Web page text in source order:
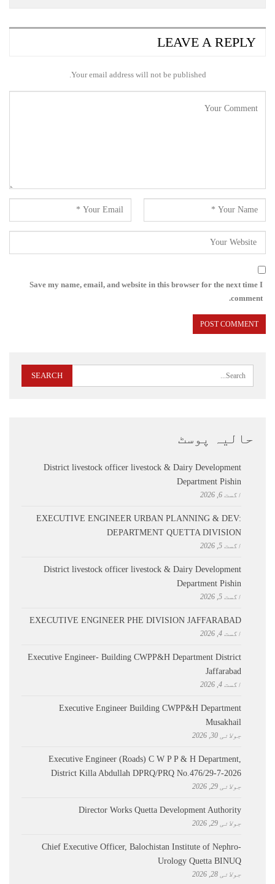
LEAVE A REPLY
Your email address will not be published.
Save my name, email, and website in this browser for the next time I
comment.
حالیہ پوسٹ
District livestock officer livestock & Dairy Development
Department Pishin
اگست 6, 2026
EXECUTIVE ENGINEER URBAN PLANNING & DEV:
DEPARTMENT QUETTA DIVISION
اگست 5, 2026
District livestock officer livestock & Dairy Development
Department Pishin
اگست 5, 2026
EXECUTIVE ENGINEER PHE DIVISION JAFFARABAD
اگست 4, 2026
Executive Engineer- Building CWPP&H Department District
Jaffarabad
اگست 4, 2026
Executive Engineer Building CWPP&H Department
Musakhail
جولائی 30, 2026
Executive Engineer (Roads) C W P P & H Department,
District Killa Abdullah ​DPRQ/PRQ No.476/29-7-2026
جولائی 29, 2026
Director Works Quetta Development Authority
جولائی 29, 2026
Chief Executive Officer, Balochistan Institute of Nephro-
Urology Quetta BINUQ
جولائی 28, 2026